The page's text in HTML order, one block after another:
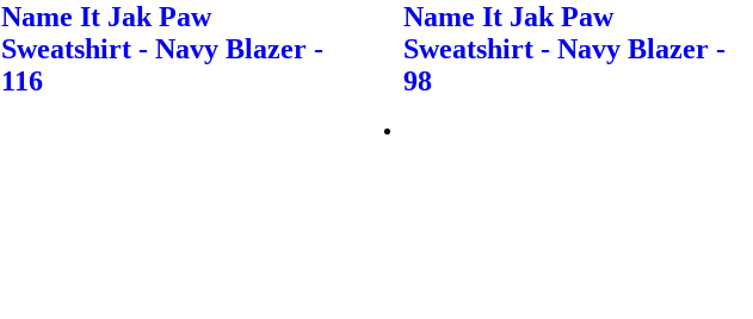
Name It Jak Paw
Sweatshirt - Navy Blazer -
116
Name It Jak Paw
Sweatshirt - Navy Blazer -
98